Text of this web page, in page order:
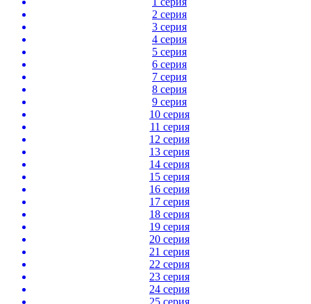
2 серия
3 серия
4 серия
5 серия
6 серия
7 серия
8 серия
9 серия
10 серия
11 серия
12 серия
13 серия
14 серия
15 серия
16 серия
17 серия
18 серия
19 серия
20 серия
21 серия
22 серия
23 серия
24 серия
25 серия